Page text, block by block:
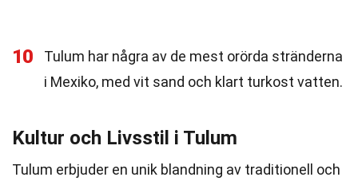
10
Tulum har några av de mest orörda stränderna
i Mexiko, med vit sand och klart turkost vatten.
Kultur och Livsstil i Tulum
Tulum erbjuder en unik blandning av traditionell och